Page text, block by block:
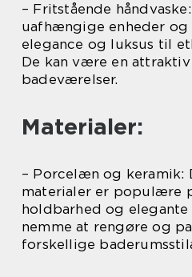
– Fritstående
uafhængige enheder
elegance og luksus til
De kan være en
badeværelser.
Materialer:
– Porcelæn og keramik:
materialer er populære
holdbarhed og elegante
nemme at rengøre og
forskellige